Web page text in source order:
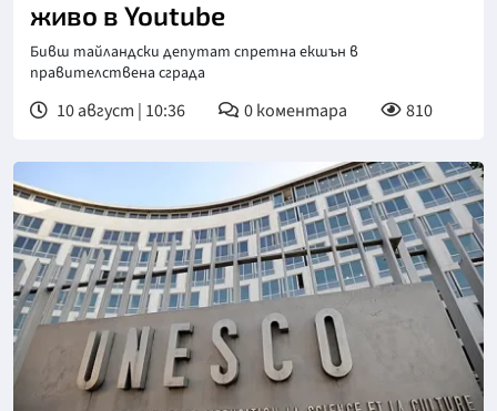
живо в Youtube
Бивш тайландски депутат спретна екшън в
правителствена сграда
10 август | 10:36 0коментара 810